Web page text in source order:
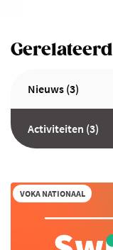
Gerelateerd
Nieuws (3)
Activiteiten (3)
VOKA NATIONAAL